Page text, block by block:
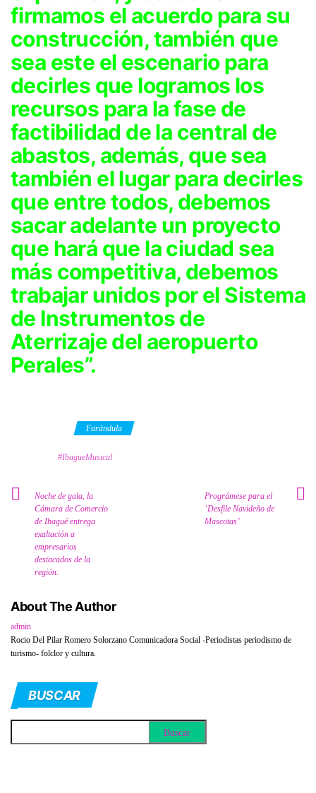
firmamos el acuerdo para su
construcción, también que
sea este el escenario para
decirles que logramos los
recursos para la fase de
factibilidad de la central de
abastos, además, que sea
también el lugar para decirles
que entre todos, debemos
sacar adelante un proyecto
que hará que la ciudad sea
más competitiva, debemos
trabajar unidos por el Sistema
de Instrumentos de
Aterrizaje del aeropuerto
Perales”.
Farándula
#IbagueMusical
Noche de gala, la
Cámara de Comercio
de Ibagué entrega
exaltación a
empresarios
destacados de la
región.
Prográmese para el
‘Desfile Navideño de
Mascotas’
About The Author
admin
Rocio Del Pilar Romero Solorzano Comunicadora Social -Periodistas periodismo de
turismo- folclor y cultura.
BUSCAR